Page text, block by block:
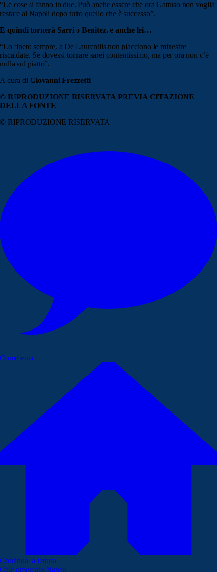
“Le cose si fanno in due. Può anche essere che ora Gattuso non voglia
restare al Napoli dopo tutto quello che è successo”.
E quindi tornerà Sarri o Benitez, e anche lei…
“Lo ripeto sempre, a De Laurentiis non piacciono le minestre
riscaldate. Se dovessi tornare sarei contentissimo, ma per ora non c’è
nulla sul piatto”.
A cura di Giovanni Frezzetti
© RIPRODUZIONE RISERVATA PREVIA CITAZIONE
DELLA FONTE
© RIPRODUZIONE RISERVATA
Commenta
Continua la lettura
Calciomercato Napoli